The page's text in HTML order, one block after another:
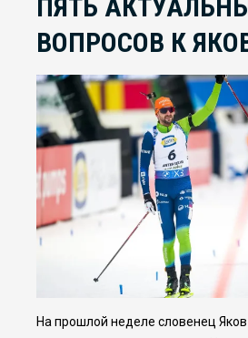
ПЯТЬ
ВОПРОСОВ К
На прошлой неделе словенец